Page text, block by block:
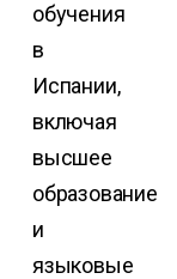
обучения
в
Испании,
включая
высшее
образование
и
языковые